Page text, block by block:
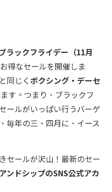
ラックフライデー（11月
得なセールを開催しま
同じく ボクシング・デーセ
す。つまり、ブラックフ
ールがいっぱい行うバーゲ
毎年の三、四月に、イース
セールが沢山！最新のセー
ンドシップのSNS公式アカ